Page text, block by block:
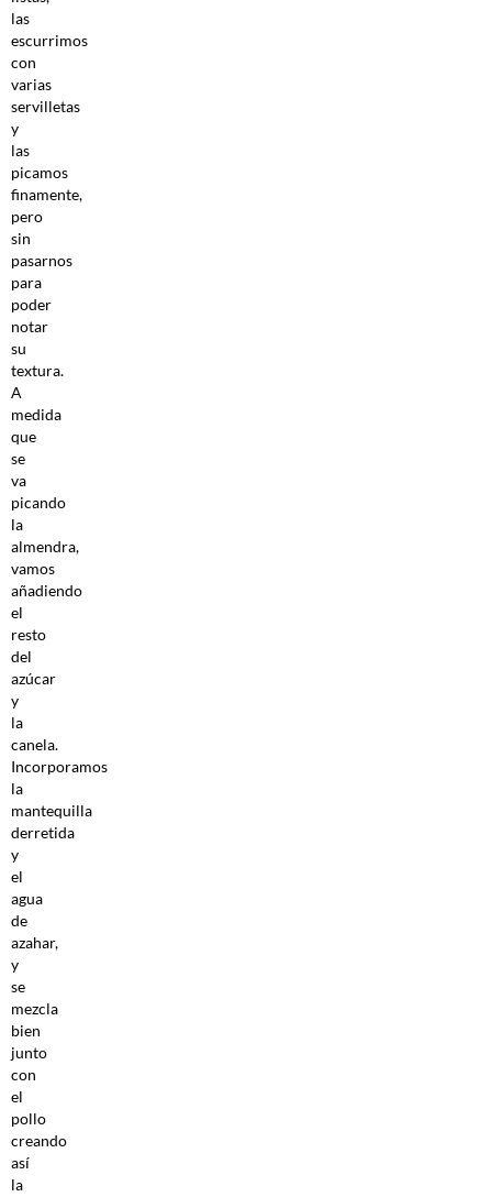
las
escurrimos
con
varias
servilletas
y
las
picamos
finamente,
pero
sin
pasarnos
para
poder
notar
su
textura.
A
medida
que
se
va
picando
la
almendra,
vamos
añadiendo
el
resto
del
azúcar
y
la
canela.
Incorporamos
la
mantequilla
derretida
y
el
agua
de
azahar,
y
se
mezcla
bien
junto
con
el
pollo
creando
así
la